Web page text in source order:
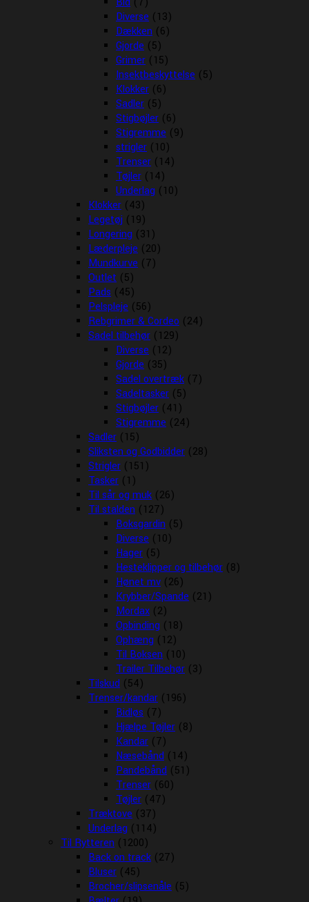
Diverse (13)
Dækken (6)
Gjorde (5)
Grimer (15)
Insektbeskyttelse (5)
Klokker (6)
Sadler (5)
Stigbøjler (6)
Stigremme (9)
strigler (10)
Trenser (14)
Tøjler (14)
Underlag (10)
Klokker (43)
Legetøj (19)
Longering (31)
Læderpleje (20)
Mundkurve (7)
Outlet (5)
Pads (45)
Pelspleje (56)
Rebgrimer & Cordeo (24)
Sadel tilbehør (129)
Diverse (12)
Gjorde (35)
Sadel overtræk (7)
Sadeltasker (5)
Stigbøjler (41)
Stigremme (24)
Sadler (15)
Sliksten og Godbidder (28)
Strigler (151)
Tasker (1)
Til sår og muk (26)
Til stalden (127)
Boksgardin (5)
Diverse (10)
Hager (5)
Hesteklipper og tilbehør (8)
Hønet mv (26)
Krybber/Spande (21)
Mordax (2)
Opbinding (18)
Ophæng (12)
Til Boksen (10)
Trailer Tilbehør (3)
Tilskud (54)
Trenser/kandar (196)
Bidløs (7)
Hjælpe Tøjler (8)
Kandar (7)
Næsebånd (14)
Pandebånd (51)
Trenser (60)
Tøjler (47)
Træktove (37)
Underlag (114)
Til Rytteren (1200)
Back on track (27)
Bluser (45)
Brocher/slipsenåle (5)